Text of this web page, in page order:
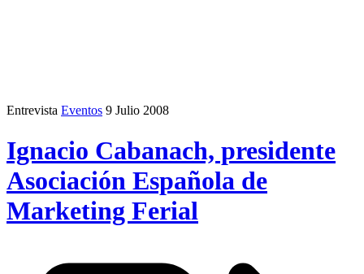
Entrevista Eventos 9 Julio 2008
Ignacio Cabanach, presidente
Asociación Española de
Marketing Ferial